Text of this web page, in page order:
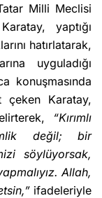
Milli Meclisi
yaptığı
hatırlatarak,
uyguladığı
konuşmasında
çeken Karatay,
“Kırımlı
değil; bir
söylüyorsak,
Allah,
ifadeleriyle